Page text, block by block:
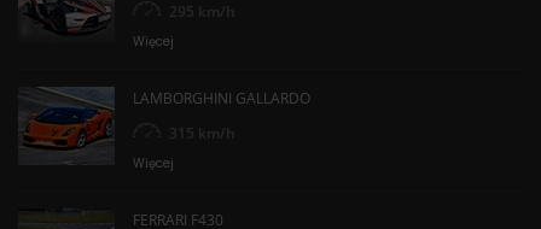
295 km/h
Więcej
LAMBORGHINI GALLARDO
315 km/h
Więcej
FERRARI F430